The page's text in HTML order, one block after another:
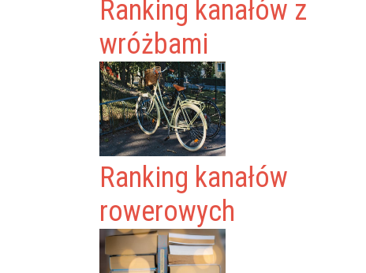
Ranking kanałów z
wróżbami
Ranking kanałów
rowerowych